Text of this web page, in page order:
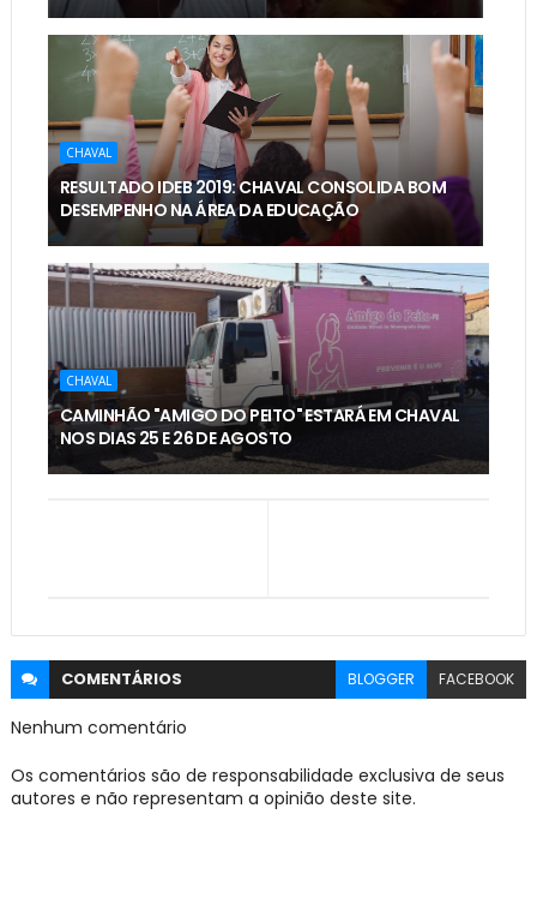
CHAVAL
RESULTADO IDEB 2019: CHAVAL CONSOLIDA BOM
DESEMPENHO NA ÁREA DA EDUCAÇÃO
CHAVAL
CAMINHÃO "AMIGO DO PEITO" ESTARÁ EM CHAVAL
NOS DIAS 25 E 26 DE AGOSTO
COMENTÁRIOS BLOGGER FACEBOOK
Nenhum comentário
Os comentários são de responsabilidade exclusiva de seus
autores e não representam a opinião deste site.